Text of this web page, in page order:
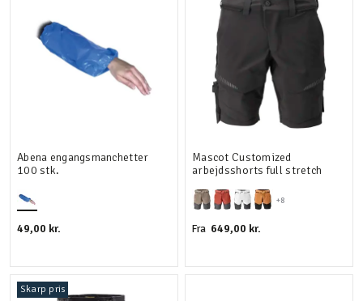
Abena engangsmanchetter
100 stk.
49,00 kr.
+8
Mascot Customized
arbejdsshorts full stretch
Fra 649,00 kr.
Skarp pris